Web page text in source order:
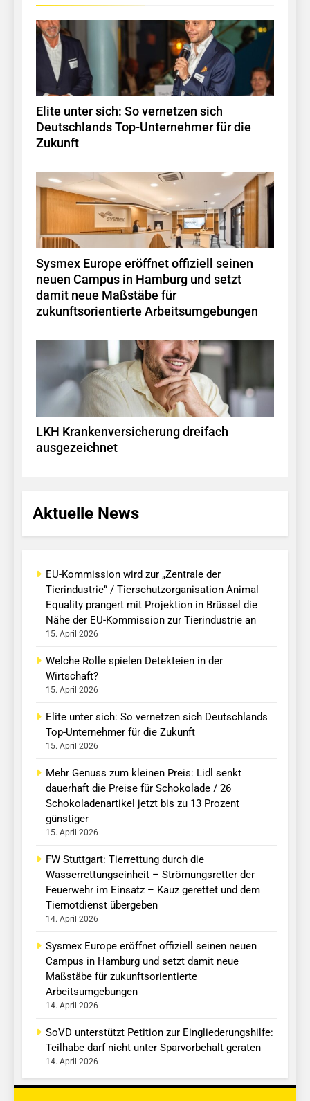
Elite unter sich: So vernetzen sich
Deutschlands Top-Unternehmer für die
Zukunft
Sysmex Europe eröffnet offiziell seinen
neuen Campus in Hamburg und setzt
damit neue Maßstäbe für
zukunftsorientierte Arbeitsumgebungen
LKH Krankenversicherung dreifach
ausgezeichnet
Aktuelle News
EU-Kommission wird zur „Zentrale der
Tierindustrie“ / Tierschutzorganisation Animal
Equality prangert mit Projektion in Brüssel die
Nähe der EU-Kommission zur Tierindustrie an
15. April 2026
Welche Rolle spielen Detekteien in der
Wirtschaft?
15. April 2026
Elite unter sich: So vernetzen sich Deutschlands
Top-Unternehmer für die Zukunft
15. April 2026
Mehr Genuss zum kleinen Preis: Lidl senkt
dauerhaft die Preise für Schokolade / 26
Schokoladenartikel jetzt bis zu 13 Prozent
günstiger
15. April 2026
FW Stuttgart: Tierrettung durch die
Wasserrettungseinheit – Strömungsretter der
Feuerwehr im Einsatz – Kauz gerettet und dem
Tiernotdienst übergeben
14. April 2026
Sysmex Europe eröffnet offiziell seinen neuen
Campus in Hamburg und setzt damit neue
Maßstäbe für zukunftsorientierte
Arbeitsumgebungen
14. April 2026
SoVD unterstützt Petition zur Eingliederungshilfe:
Teilhabe darf nicht unter Sparvorbehalt geraten
14. April 2026